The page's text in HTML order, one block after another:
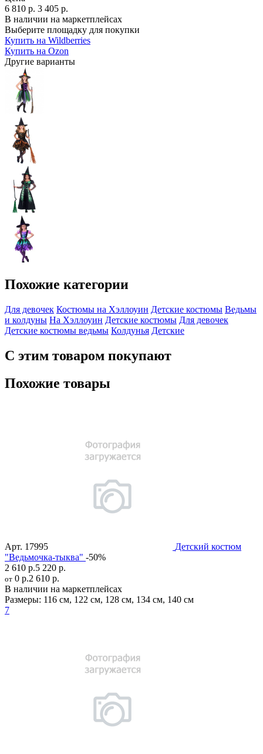
6 810 р. 3 405 р.
В наличии на маркетплейсах
Выберите площадку для покупки
Купить на Wildberries
Купить на Ozon
Другие варианты
Похожие категории
Для девочек Костюмы на Хэллоуин Детские костюмы Ведьмы
и колдуны На Хэллоуин Детские костюмы Для девочек
Детские костюмы ведьмы Колдунья Детские
С этим товаром покупают
Похожие товары
Арт. 17995
Детский костюм
"Ведьмочка-тыква" -50%
2 610 р.5 220 р.
от 0 р.2 610 р.
В наличии на маркетплейсах
Размеры: 116 см, 122 см, 128 см, 134 см, 140 см
7